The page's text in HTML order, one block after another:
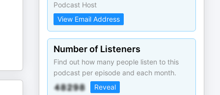
Podcast Host
View Email Address
Number of Listeners
Find out how many people listen to this
podcast per episode and each month.
Reveal